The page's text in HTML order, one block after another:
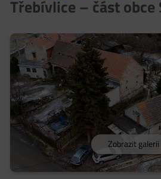
Třebívlice – část obce
Zobrazit galerii